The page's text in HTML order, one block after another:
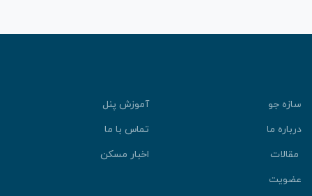
سازه جو
آموزش پنل
درباره ما
تماس با ما
مقالات
اخبار مسکن
عضویت